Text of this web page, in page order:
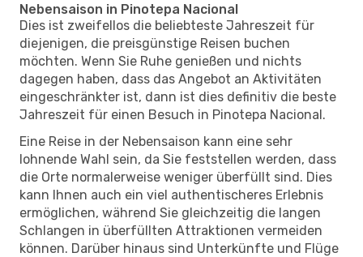
Nebensaison in Pinotepa Nacional
Dies ist zweifellos die beliebteste Jahreszeit für
diejenigen, die preisgünstige Reisen buchen
möchten. Wenn Sie Ruhe genießen und nichts
dagegen haben, dass das Angebot an Aktivitäten
eingeschränkter ist, dann ist dies definitiv die beste
Jahreszeit für einen Besuch in Pinotepa Nacional.
Eine Reise in der Nebensaison kann eine sehr
lohnende Wahl sein, da Sie feststellen werden, dass
die Orte normalerweise weniger überfüllt sind. Dies
kann Ihnen auch ein viel authentischeres Erlebnis
ermöglichen, während Sie gleichzeitig die langen
Schlangen in überfüllten Attraktionen vermeiden
können. Darüber hinaus sind Unterkünfte und Flüge